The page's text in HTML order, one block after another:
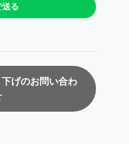
送る
げのお問い合わ